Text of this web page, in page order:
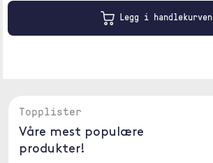
Legg i handlekurven
Topplister
Våre mest populære
produkter!